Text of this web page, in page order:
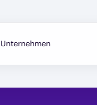
Unternehmen